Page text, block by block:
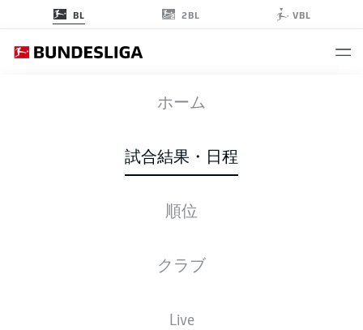
BL 2BL VBL
ホーム
試合結果・日程
順位
クラブ
Live
FCA VFB
スターティングメンバー
金, 07.05.2027 - 日, 09.05.2027